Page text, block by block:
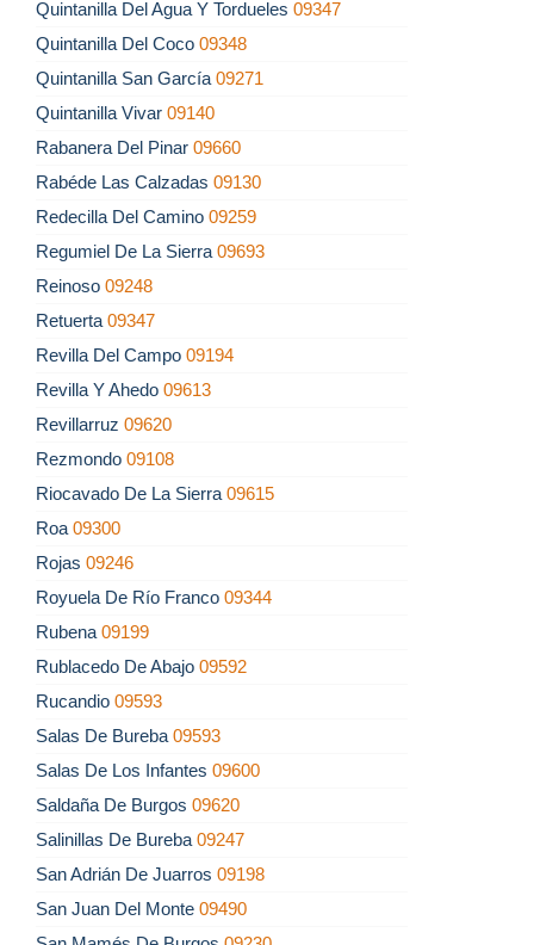
Quintanilla Del Agua Y Tordueles 09347
Quintanilla Del Coco 09348
Quintanilla San García 09271
Quintanilla Vivar 09140
Rabanera Del Pinar 09660
Rabéde Las Calzadas 09130
Redecilla Del Camino 09259
Regumiel De La Sierra 09693
Reinoso 09248
Retuerta 09347
Revilla Del Campo 09194
Revilla Y Ahedo 09613
Revillarruz 09620
Rezmondo 09108
Riocavado De La Sierra 09615
Roa 09300
Rojas 09246
Royuela De Río Franco 09344
Rubena 09199
Rublacedo De Abajo 09592
Rucandio 09593
Salas De Bureba 09593
Salas De Los Infantes 09600
Saldaña De Burgos 09620
Salinillas De Bureba 09247
San Adrián De Juarros 09198
San Juan Del Monte 09490